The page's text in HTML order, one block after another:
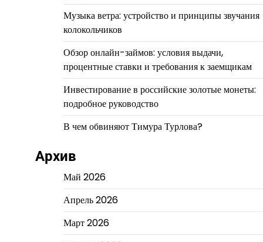
Музыка ветра: устройство и принципы звучания
колокольчиков
Обзор онлайн-займов: условия выдачи,
процентные ставки и требования к заемщикам
Инвестирование в российские золотые монеты:
подробное руководство
В чем обвиняют Тимура Турлова?
Архив
Май 2026
Апрель 2026
Март 2026